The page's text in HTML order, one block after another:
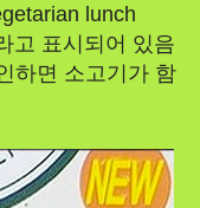
lunch
고 표시되어 있음
하면 소고기가 함